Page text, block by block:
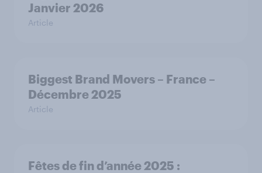
Janvier 2026
Article
Biggest Brand Movers – France –
Décembre 2025
Article
Fêtes de fin d’année 2025 :